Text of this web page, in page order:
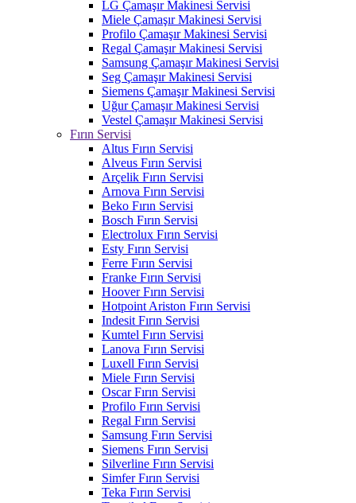
LG Çamaşır Makinesi Servisi
Miele Çamaşır Makinesi Servisi
Profilo Çamaşır Makinesi Servisi
Regal Çamaşır Makinesi Servisi
Samsung Çamaşır Makinesi Servisi
Seg Çamaşır Makinesi Servisi
Siemens Çamaşır Makinesi Servisi
Uğur Çamaşır Makinesi Servisi
Vestel Çamaşır Makinesi Servisi
Fırın Servisi
Altus Fırın Servisi
Alveus Fırın Servisi
Arçelik Fırın Servisi
Arnova Fırın Servisi
Beko Fırın Servisi
Bosch Fırın Servisi
Electrolux Fırın Servisi
Esty Fırın Servisi
Ferre Fırın Servisi
Franke Fırın Servisi
Hoover Fırın Servisi
Hotpoint Ariston Fırın Servisi
Indesit Fırın Servisi
Kumtel Fırın Servisi
Lanova Fırın Servisi
Luxell Fırın Servisi
Miele Fırın Servisi
Oscar Fırın Servisi
Profilo Fırın Servisi
Regal Fırın Servisi
Samsung Fırın Servisi
Siemens Fırın Servisi
Silverline Fırın Servisi
Simfer Fırın Servisi
Teka Fırın Servisi